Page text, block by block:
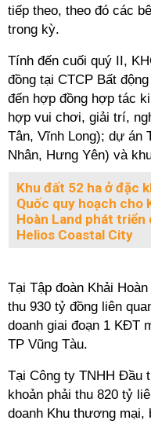
tiếp theo, theo đó các
trong kỳ.
Tính đến cuối quý II,
đồng tại CTCP Bất
đến hợp đồng hợp tác
hợp vui chơi, giải trí,
Tân, Vĩnh Long); dự án
Nhân, Hưng Yên) và
Khu đất 52 ha ở đặc
Quốc quy hoạch cho
Hoàn Land phát triển
Helios Coastal City
Tại Tập đoàn Khải
thu 930 tỷ đồng liên
doanh giai đoạn 1 KĐT
TP Vũng Tàu.
Tại Công ty TNHH Đầu
khoản phải thu 820 tỷ
doanh Khu thương